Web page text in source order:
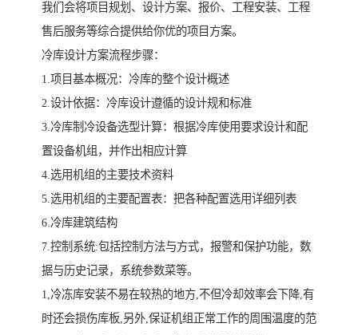
我们会将项目规划、设计方案、报价、工程安装、工程
售后服务等综合提供给你优的项目方案。
冷库设计方案流程步骤：
1.项目基本概况：冷库的整个设计概述
2.设计依据：冷库设计遵循的设计规和标准
3.冷库制冷设备选型计算：根据冷库使用要求设计和配
置设备机组，并作出相应计算
4.选用机组的主要技术资料
5.选用机组的主要配置表：把各种配置选用详细列表
6.冷库建筑结构
7.控制系统:包括控制方法与方式，报警和保护功能，数
据与历史记录，系统参数菜等。
1,冷冻库安装不易在较热的地方,不但冷却效率会下降,有
时还会损伤库板,另外,保证机组正常工作的周围温度的范